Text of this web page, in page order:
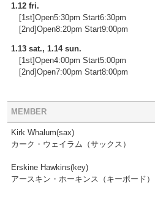
1.12 fri.
[1st]Open5:30pm Start6:30pm
[2nd]Open8:20pm Start9:00pm
1.13 sat., 1.14 sun.
[1st]Open4:00pm Start5:00pm
[2nd]Open7:00pm Start8:00pm
MEMBER
Kirk Whalum(sax)
カーク・ウェイラム（サックス）
Erskine Hawkins(key)
アースキン・ホーキンス（キーボード）